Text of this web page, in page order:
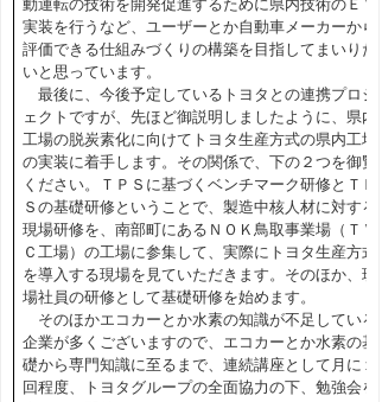
動運転の技術を開発促進するために県内技術のＥＶ
実装を行うなど、ユーザーとか自動車メーカーから
評価できる仕組みづくりの構築を目指してまいりた
いと思っています。
最後に、今後予定しているトヨタとの連携プロジ
ェクトですが、先ほど御説明しましたように、県内
工場の脱炭素化に向けてトヨタ生産方式の県内工場
の実装に着手します。その関係で、下の２つを御覧
ください。ＴＰＳに基づくベンチマーク研修とＴＰ
Ｓの基礎研修ということで、製造中核人材に対する
現場研修を、南部町にあるＮＯＫ鳥取事業場（ＴＶ
Ｃ工場）の工場に参集して、実際にトヨタ生産方式
を導入する現場を見ていただきます。そのほか、現
場社員の研修として基礎研修を始めます。
そのほかエコカーとか水素の知識が不足している
企業が多くございますので、エコカーとか水素の基
礎から専門知識に至るまで、連続講座として月に１
回程度、トヨタグループの全面協力の下、勉強会を